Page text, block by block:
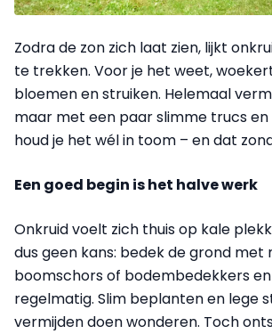
Zodra de zon zich laat zien, lijkt
te trekken. Voor je het weet,
bloemen en struiken. Helemaal
maar met een paar slimme trucs
houd je het wél in toom – en dat
Een goed begin is het halve werk
Onkruid voelt zich thuis op kale
dus geen kans: bedek de grond met
boomschors of bodembedekkers
regelmatig. Slim beplanten en lege
vermijden doen wonderen. Toch